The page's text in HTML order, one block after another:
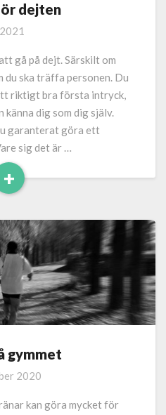
dejten
gå på dejt. Särskilt om
du ska träffa personen. Du
riktigt bra första intryck,
dig som dig själv.
garanterat göra ett
sig det är …
+
Read
gymmet
2020
kan göra mycket för